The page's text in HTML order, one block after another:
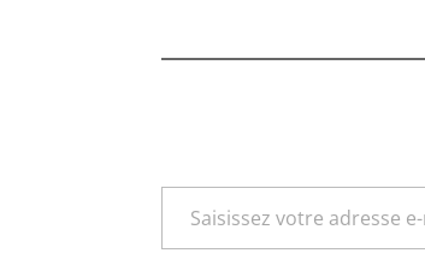
Saisissez votre adresse e-mail…